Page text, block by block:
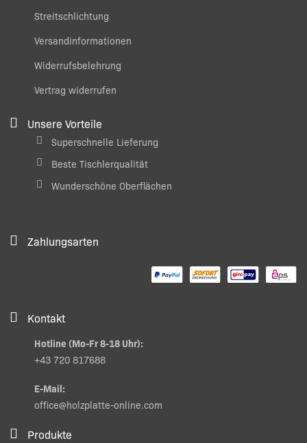
Streitschlichtung
Versandinformationen
Widerrufsbelehrung
Vertrag widerrufen
Unsere Vorteile
Superschnelle Lieferung
Beste Tischlerqualität
Wunderschöne Oberflächen
Zahlungsarten
Kontakt
Hotline (Mo-Fr 8-18 Uhr):
+43 720 817688
E-Mail:
office@holzplatte-online.com
Produkte